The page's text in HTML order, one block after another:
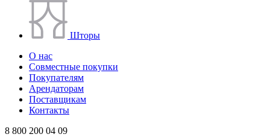
Шторы
О нас
Совместные покупки
Покупателям
Арендаторам
Поставщикам
Контакты
8 800 200 04 09